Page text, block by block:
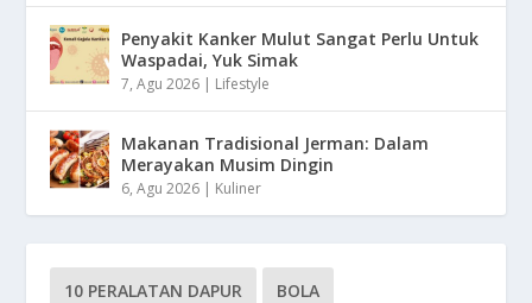
Penyakit Kanker Mulut Sangat Perlu Untuk
Waspadai, Yuk Simak
7, Agu 2026 | Lifestyle
Makanan Tradisional Jerman: Dalam
Merayakan Musim Dingin
6, Agu 2026 | Kuliner
10 PERALATAN DAPUR BOLA